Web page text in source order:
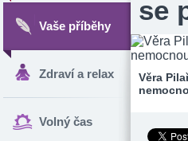
Vaše příběhy
Zdraví a relax
Volný čas
se
Věra